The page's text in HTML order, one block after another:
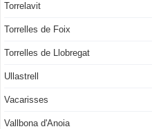
Torrelavit
Torrelles de Foix
Torrelles de Llobregat
Ullastrell
Vacarisses
Vallbona d'Anoia